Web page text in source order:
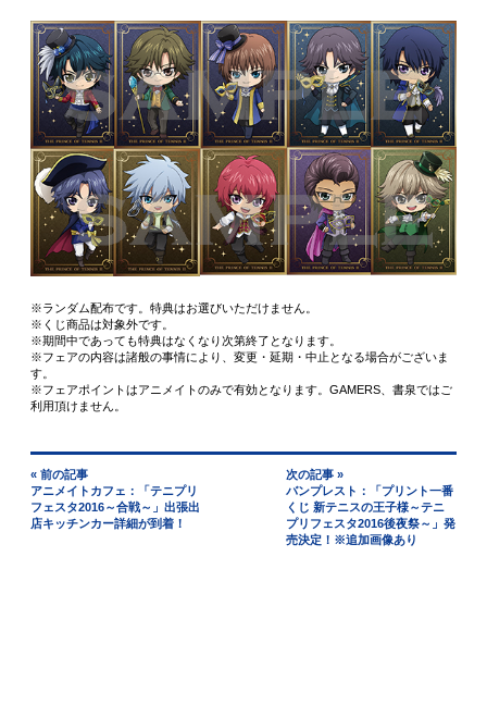
※ランダム配布です。特典はお選びいただけません。
※くじ商品は対象外です。
※期間中であっても特典はなくなり次第終了となります。
※フェアの内容は諸般の事情により、変更・延期・中止となる場合がございま
す。
※フェアポイントはアニメイトのみで有効となります。GAMERS、書泉ではご
利用頂けません。
« 前の記事
アニメイトカフェ：「テニプリ
フェスタ2016～合戦～」出張出
店キッチンカー詳細が到着！
次の記事 »
バンプレスト：「プリント一番
くじ 新テニスの王子様～テニ
プリフェスタ2016後夜祭～」発
売決定！※追加画像あり